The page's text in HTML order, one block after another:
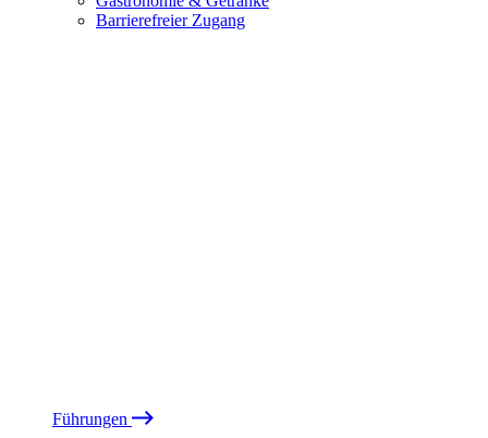
Barrierefreier Zugang
Führungen